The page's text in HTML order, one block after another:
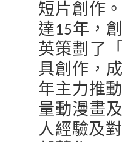
短片創作
達15年，
英策劃了
具創作，
年主力推
量動漫畫
人經驗及